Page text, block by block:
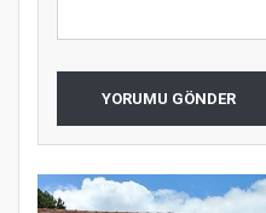
YORUMU GÖNDER